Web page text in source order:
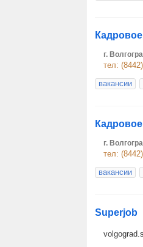
г.
тел:
вакансии
г.
тел:
вакансии
Superjob